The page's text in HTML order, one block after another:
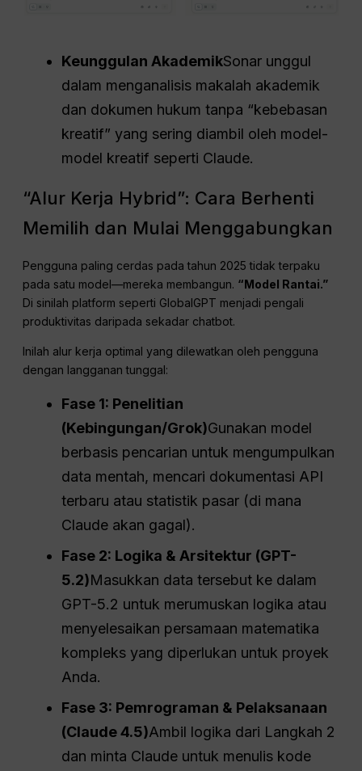
Keunggulan AkademikSonar unggul
dalam menganalisis makalah akademik
dan dokumen hukum tanpa “kebebasan
kreatif” yang sering diambil oleh model-
model kreatif seperti Claude.
“Alur Kerja Hybrid”: Cara Berhenti
Memilih dan Mulai Menggabungkan
Pengguna paling cerdas pada tahun 2025 tidak terpaku
pada satu model—mereka membangun. “Model Rantai.”
Di sinilah platform seperti GlobalGPT menjadi pengali
produktivitas daripada sekadar chatbot.
Inilah alur kerja optimal yang dilewatkan oleh pengguna
dengan langganan tunggal:
Fase 1: Penelitian
(Kebingungan/Grok)Gunakan model
berbasis pencarian untuk mengumpulkan
data mentah, mencari dokumentasi API
terbaru atau statistik pasar (di mana
Claude akan gagal).
Fase 2: Logika & Arsitektur (GPT-
5.2)Masukkan data tersebut ke dalam
GPT-5.2 untuk merumuskan logika atau
menyelesaikan persamaan matematika
kompleks yang diperlukan untuk proyek
Anda.
Fase 3: Pemrograman & Pelaksanaan
(Claude 4.5)Ambil logika dari Langkah 2
dan minta Claude untuk menulis kode